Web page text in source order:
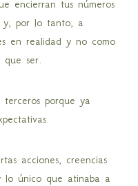
encierran tus números
y, por lo tanto, a
en realidad y no como
que ser.
terceros porque ya
acciones, creencias
lo único que atinaba a